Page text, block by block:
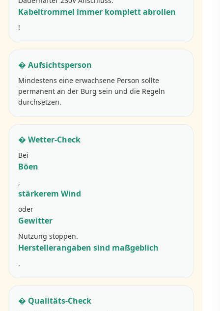
Kabeltrommel immer komplett abrollen
!
� Aufsichtsperson
Mindestens eine erwachsene Person sollte
permanent an der Burg sein und die Regeln
durchsetzen.
� Wetter-Check
Bei
Böen
,
stärkerem Wind
oder
Gewitter
Nutzung stoppen.
Herstellerangaben sind maßgeblich
.
� Qualitäts-Check